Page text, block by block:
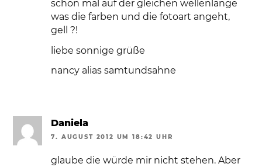
schon mal auf der gleichen wellenlänge
was die farben und die fotoart angeht,
gell ?!
liebe sonnige grüße
nancy alias samtundsahne
Daniela
7. AUGUST 2012 UM 18:42 UHR
glaube die würde mir nicht stehen. Aber